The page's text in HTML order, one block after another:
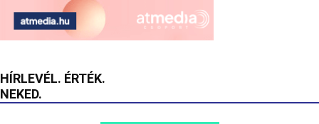
HÍRLEVÉL. ÉRTÉK.
NEKED.